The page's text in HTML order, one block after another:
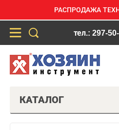
РАСПРОДАЖА
тел.: 297-
КАТАЛОГ